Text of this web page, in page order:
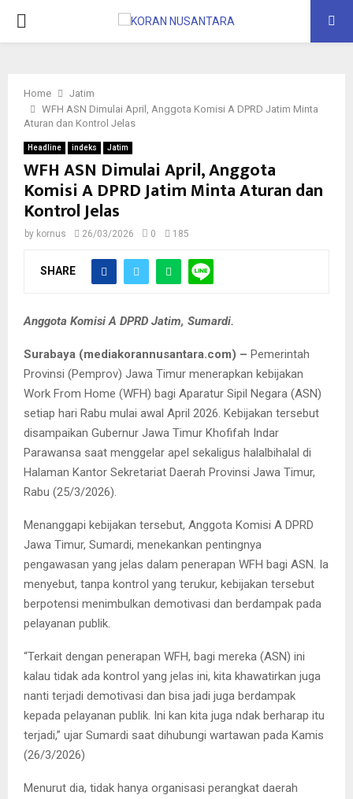
PRIMARY
Home
Jatim
WFH ASN Dimulai April, Anggota Komisi A DPRD Jatim Minta
Aturan dan Kontrol Jelas
Headline indeks Jatim
WFH ASN Dimulai April, Anggota
Komisi A DPRD Jatim Minta Aturan dan
Kontrol Jelas
by kornus 26/03/2026 0 185
SHARE
Anggota Komisi A DPRD Jatim, Sumardi.
Surabaya (mediakorannusantara.com) – Pemerintah
Provinsi (Pemprov) Jawa Timur menerapkan kebijakan
Work From Home (WFH) bagi Aparatur Sipil Negara (ASN)
setiap hari Rabu mulai awal April 2026. Kebijakan tersebut
disampaikan Gubernur Jawa Timur Khofifah Indar
Parawansa saat menggelar apel sekaligus halalbihalal di
Halaman Kantor Sekretariat Daerah Provinsi Jawa Timur,
Rabu (25/3/2026).
Menanggapi kebijakan tersebut, Anggota Komisi A DPRD
Jawa Timur, Sumardi, menekankan pentingnya
pengawasan yang jelas dalam penerapan WFH bagi ASN. Ia
menyebut, tanpa kontrol yang terukur, kebijakan tersebut
berpotensi menimbulkan demotivasi dan berdampak pada
pelayanan publik.
“Terkait dengan penerapan WFH, bagi mereka (ASN) ini
kalau tidak ada kontrol yang jelas ini, kita khawatirkan juga
nanti terjadi demotivasi dan bisa jadi juga berdampak
kepada pelayanan publik. Ini kan kita juga ndak berharap itu
terjadi,” ujar Sumardi saat dihubungi wartawan pada Kamis
(26/3/2026)
Menurut dia, tidak hanya organisasi perangkat daerah